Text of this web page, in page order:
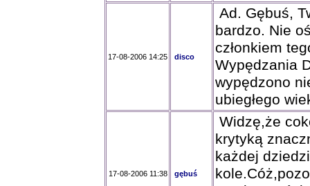
17-08-2006 14:25 disco
Ad. Gębuś,
bardzo. Nie
członkiem
Wypędzania
wypędzono
ubiegłego
17-08-2006 11:38 gębuś
Widzę,że
krytyką
każdej